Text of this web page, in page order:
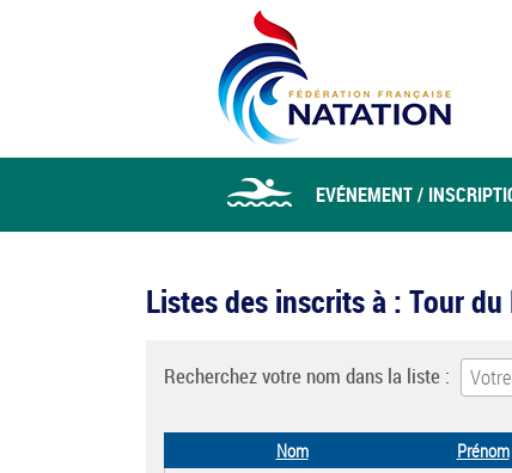
EVÉNEMENT /
Listes des inscrits à : Tour du
Recherchez votre nom dans la liste :
Nom Prénom